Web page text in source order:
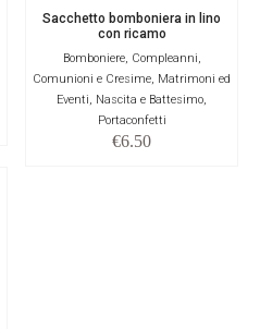
Sacchetto bomboniera in lino
con ricamo
Bomboniere, Compleanni,
Comunioni e Cresime, Matrimoni ed
Eventi, Nascita e Battesimo,
Portaconfetti
€6.50